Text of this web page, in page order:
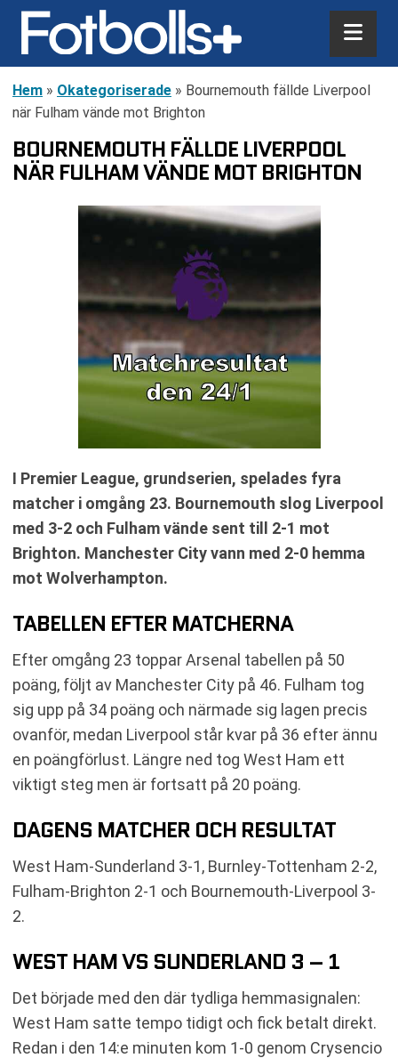
Hem » Okategoriserade » Bournemouth fällde Liverpool
när Fulham vände mot Brighton
BOURNEMOUTH FÄLLDE LIVERPOOL
NÄR FULHAM VÄNDE MOT BRIGHTON
I Premier League, grundserien, spelades fyra
matcher i omgång 23. Bournemouth slog Liverpool
med 3-2 och Fulham vände sent till 2-1 mot
Brighton. Manchester City vann med 2-0 hemma
mot Wolverhampton.
TABELLEN EFTER MATCHERNA
Efter omgång 23 toppar Arsenal tabellen på 50
poäng, följt av Manchester City på 46. Fulham tog
sig upp på 34 poäng och närmade sig lagen precis
ovanför, medan Liverpool står kvar på 36 efter ännu
en poängförlust. Längre ned tog West Ham ett
viktigt steg men är fortsatt på 20 poäng.
DAGENS MATCHER OCH RESULTAT
West Ham-Sunderland 3-1, Burnley-Tottenham 2-2,
Fulham-Brighton 2-1 och Bournemouth-Liverpool 3-
2.
WEST HAM VS SUNDERLAND 3 – 1
Det började med den där tydliga hemmasignalen:
West Ham satte tempo tidigt och fick betalt direkt.
Redan i den 14:e minuten kom 1-0 genom Crysencio